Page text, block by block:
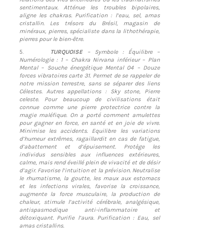
sentimentaux. Atténue les troubles bipolaires,
aligne les chakras. Purification : l’eau, sel, amas
cristallin. Les trésors du Brésil, magasin de
minéraux, pierres, spécialiste dans la lithothérapie,
pierres pour le bien-être.
5.
TURQUOISE
– Symbole : Équilibre –
Numérologie : 1 – Chakra Nirvana inférieur – Plan
Mental – Souche énergétique Mental 04 – Douze
forces vibratoires carte 31. Permet de se rappeler de
notre mission terrestre, sans se séparer des liens
Célestes. Autres appellations : Sky stone, Pierre
celeste. Pour beaucoup de civilisations était
connue comme une pierre protectrice contre la
magie maléfique. On a porté comment amulettes
pour gagner en force, en santé et en joie de vivre.
Minimise les accidents. Equilibre les variations
d’humeur extrêmes, ragaillardit en cas de fatigue,
d’abattement et d’épuisement. Protège les
individus sensibles aux influences extérieures,
calme, mais rend éveillé plein de vivacité et de désir
d’agir. Favorise l’intuition et la prévision. Neutralise
le rhumatisme, la goutte, les maux aux estomacs
et les infections virales, favorise la croissance,
augmente la force musculaire, la production de
chaleur, stimule l’activité cérébrale, analgésique,
antispasmodique anti-inflammatoire et
détoxiquant. Purifie l’aura. Purification : Eau, sel
amas cristallins.